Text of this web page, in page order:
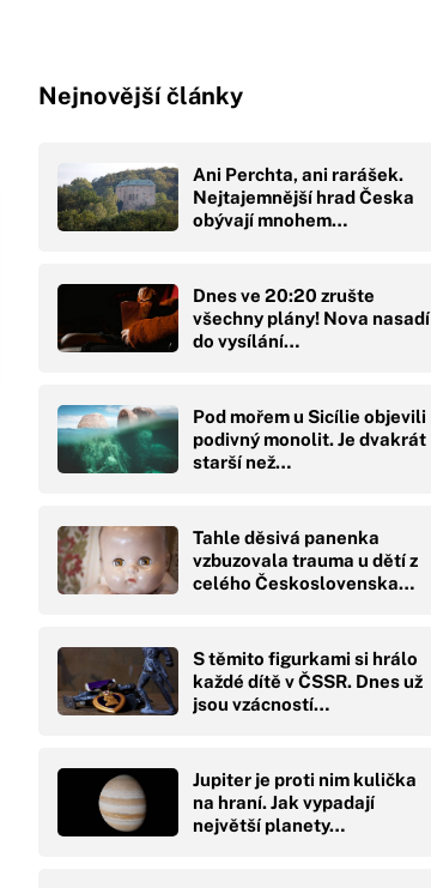
Nejnovější články
Ani Perchta, ani rarášek.
Nejtajemnější hrad Česka
obývají mnohem…
Dnes ve 20:20 zrušte
všechny plány! Nova nasadí
do vysílání…
Pod mořem u Sicílie objevili
podivný monolit. Je dvakrát
starší než…
Tahle děsivá panenka
vzbuzovala trauma u dětí z
celého Československa…
S těmito figurkami si hrálo
každé dítě v ČSSR. Dnes už
jsou vzácností…
Jupiter je proti nim kulička
na hraní. Jak vypadají
největší planety…